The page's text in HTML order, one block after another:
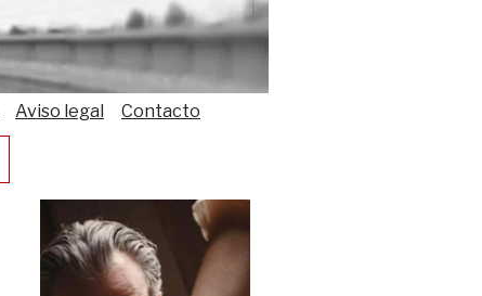
Aviso legal Contacto